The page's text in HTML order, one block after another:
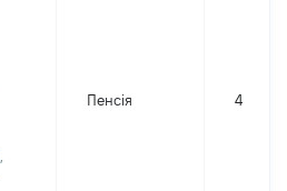
Пенсія 43952